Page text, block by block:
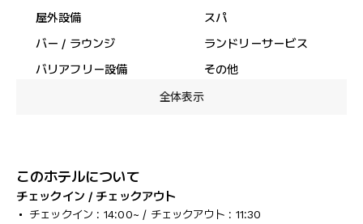
屋外設備
スパ
バー / ラウンジ
ランドリーサービス
バリアフリー設備
その他
全体表示
このホテルについて
チェックイン / チェックアウト
チェックイン : 14:00~ / チェックアウト : 11:30